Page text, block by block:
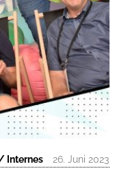
Internes 26. Juni 2023